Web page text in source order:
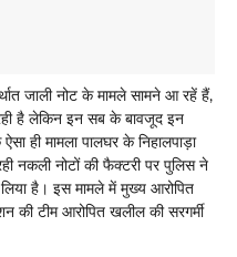
जाली नोट के मामले सामने आ रहें हैं,
है लेकिन इन सब के बावजूद इन
ही मामला पालघर के निहालपाड़ा
नकली नोटों की फैक्टरी पर पुलिस ने
लिया है। इस मामले में मुख्य आरोपित
की टीम आरोपित खलील की सरगर्मी